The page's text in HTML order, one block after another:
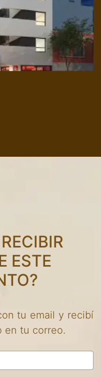
ESTE
tu email y recibí
en tu correo.